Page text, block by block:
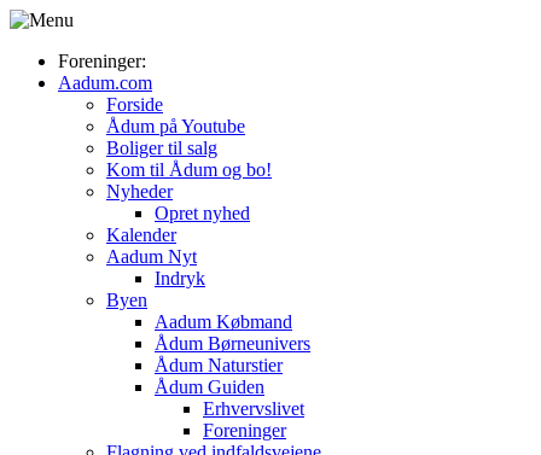
Foreninger:
Aadum.com
Forside
Ådum på Youtube
Boliger til salg
Kom til Ådum og bo!
Nyheder
Opret nyhed
Kalender
Aadum Nyt
Indryk
Byen
Aadum Købmand
Ådum Børneunivers
Ådum Naturstier
Ådum Guiden
Erhvervslivet
Foreninger